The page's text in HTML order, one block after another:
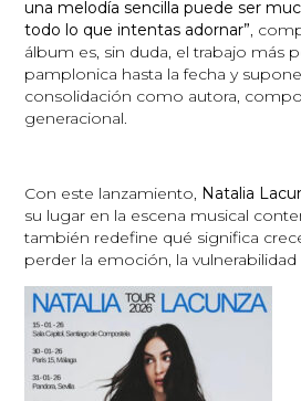
una melodía sencilla puede ser
todo lo que intentas adornar” ,
álbum es, sin duda, el trabajo más
pamplonica hasta la fecha y
consolidación como autora,
generacional.
Con este lanzamiento, Natalia
su lugar en la escena musical
también redefine qué significa
perder la emoción, la vulnerabilidad